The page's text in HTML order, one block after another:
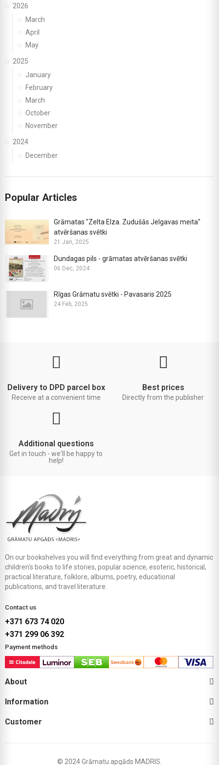
2026
March
April
May
2025
January
February
March
October
November
2024
December
Popular Articles
Grāmatas "Zelta Elza. Zudušās Jelgavas meita"
atvēršanas svētki
21 Jan, 2025
Dundagas pils - grāmatas atvēršanas svētki
06 Dec, 2024
Rīgas Grāmatu svētki - Pavasaris 2025
24 Feb, 2025
Delivery to DPD parcel box
Receive at a convenient time
Best prices
Directly from the publisher
Additional questions
Get in touch - we'll be happy to
help!
On our bookshelves you will find everything from great and dynamic
children's books to life stories, popular science, esoteric, historical,
practical literature, folklore, albums, poetry, educational
publications, and travel literature.
Contact us
+371 673 74 020
+371 299 06 392
Payment methods
About
Information
Customer
© 2024 Grāmatu apgāds MADRIS.